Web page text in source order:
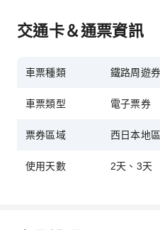
交通卡＆通票資訊
車票種類 鐵路周遊券
車票類型 電子票券
票券區域 西日本地區
使用天數 2天、3天